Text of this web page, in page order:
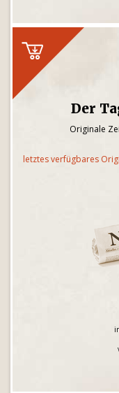
Der
Originale
letztes verfügbares